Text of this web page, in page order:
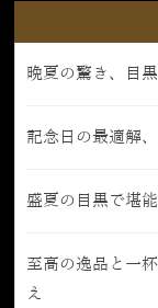
晩夏の驚き、目
記念日の最適解
盛夏の目黒で堪
至高の逸品と一
え